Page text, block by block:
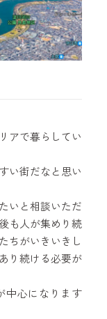
アで暮らしてい
い街だなと思い
いと相談いただ
も人が集めり続
ちがいきいきし
り続ける必要が
中心になります